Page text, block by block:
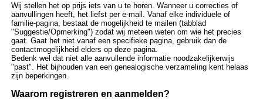
Wij stellen het op prijs iets van u te horen. Wanneer u correcties of
aanvullingen heeft, het liefst per e-mail. Vanaf elke individuele of
familie-pagina, bestaat de mogelijkheid te mailen (tabblad
"Suggestie/Opmerking") zodat wij meteen weten om wie het precies
gaat. Gaat het niet vanaf een specifieke pagina, gebruik dan de
contactmogelijkheid elders op deze pagina.
Bedenk wel dat niet alle aanvullende informatie noodzakelijkerwijs
"past". Het bijhouden van een genealogische verzameling kent helaas
zijn beperkingen.
Waarom registreren en aanmelden?